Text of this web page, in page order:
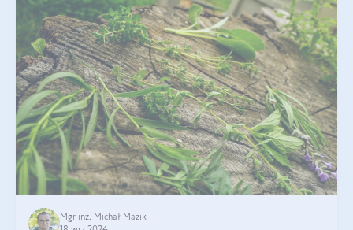
Mgr inż. Michał Mazik